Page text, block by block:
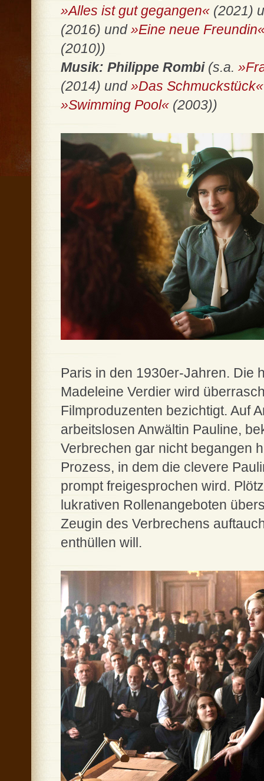
»Alles ist gut gegangen« (2021)
(2016) und»Eine neue
(2010))
Musik: Philippe Rombi (s.a.
(2014) und»Das Schmuckstück«
»Swimming Pool« (2003))
Paris in den 1930er-Jahren. Die
Madeleine Verdier wird
Filmproduzenten bezichtigt. Auf
arbeitslosen Anwältin Pauline,
Verbrechen gar nicht begangen
Prozess, in dem die clevere
prompt freigesprochen wird.
lukrativen Rollenangeboten
Zeugin des Verbrechens
enthüllen will.